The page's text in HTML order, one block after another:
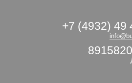
+7 (4932) 49